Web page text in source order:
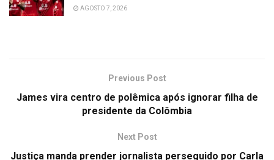
AGOSTO 7, 2026
Previous Post
James vira centro de polêmica após ignorar filha de
presidente da Colômbia
Next Post
Justiça manda prender jornalista perseguido por Carla